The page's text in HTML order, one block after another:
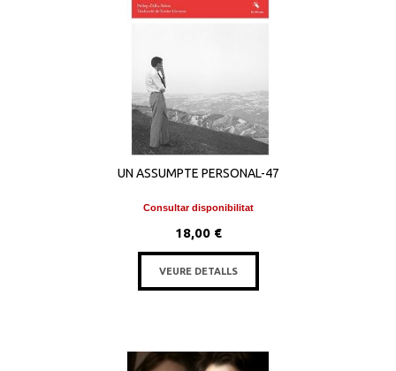
UN ASSUMPTE PERSONAL-47
Consultar disponibilitat
18,00 €
VEURE DETALLS